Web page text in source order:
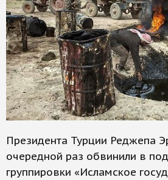
Президента Турции Реджепа
очередной раз обвинили в
группировки «Исламское